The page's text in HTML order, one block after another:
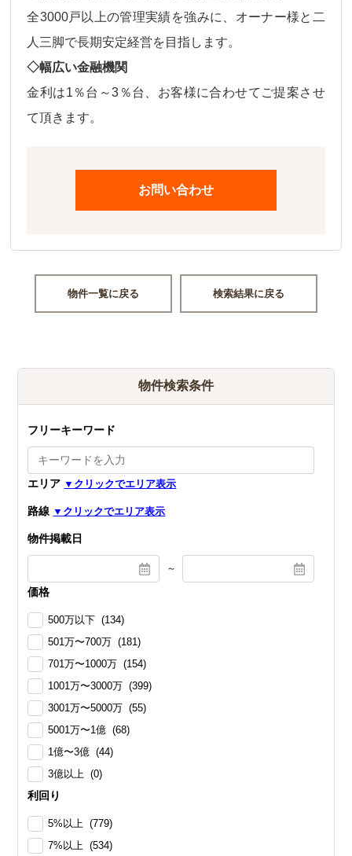
全3000戸以上の管理実績を強みに、オーナー様と二
人三脚で長期安定経営を目指します。
◇幅広い金融機関
金利は1％台～3％台、 お客様に合わせてご提案させ
て頂きます。
お問い合わせ
物件一覧に戻る 検索結果に戻る
物件検索条件
フリーキーワード
エリア
路線
物件掲載日
～
価格
500万以下 (134)
501万〜700万 (181)
701万〜1000万 (154)
1001万〜3000万 (399)
3001万〜5000万 (55)
5001万〜1億 (68)
1億〜3億 (44)
3億以上 (0)
利回り
5%以上 (779)
7%以上 (534)